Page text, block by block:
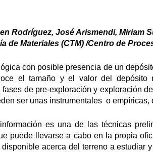
Rodríguez, José Arismendi, Miriam
de Materiales (CTM) /Centro de
con posible presencia de un
el tamaño y el valor del
de pre-exploración y exploración
ser unas instrumentales o
es una de las técnicas
puede llevarse a cabo en la propia
acerca del terreno a estudiar